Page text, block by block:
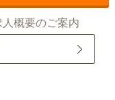
概要のご案内